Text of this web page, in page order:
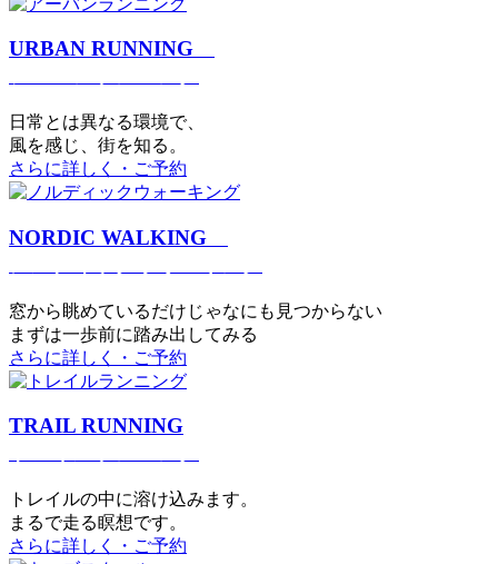
URBAN RUNNING
日常とは異なる環境で、
風を感じ、街を知る。
さらに詳しく・ご予約
NORDIC WALKING
窓から眺めているだけじゃなにも見つからない
まずは一歩前に踏み出してみる
さらに詳しく・ご予約
TRAIL RUNNING
トレイルの中に溶け込みます。
まるで⾛る瞑想です。
さらに詳しく・ご予約